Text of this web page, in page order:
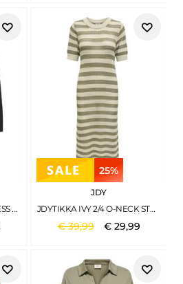
JDYKATE L/S O-NECK DRESS KNT BLACK
25%
JDY
JDYTIKKA IVY 2/4 O-NECK STRIPE DRESS KNT SANDSHELL1
€39,99 € 29,99